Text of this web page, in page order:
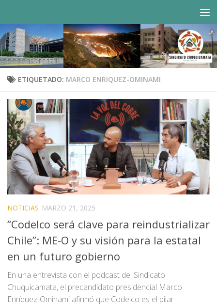
ETIQUETADO: MARCO ENRIQUEZ-OMINAMI
NOTICIAS MARZO 21, 2025
“Codelco será clave para reindustrializar
Chile”: ME-O y su visión para la estatal
en un futuro gobierno
En una entrevista con el podcast del Sindicato
Chuquicamata, el precandidato presidencial Marco
Enríquez-Ominami afirmó que Codelco es el pilar